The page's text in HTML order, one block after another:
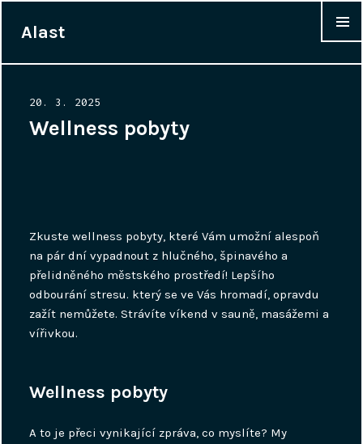
Alast
Posted
on
20. 3. 2025
Wellness pobyty
Zkuste wellness pobyty, které Vám umožní alespoň
na pár dní vypadnout z hlučného, špinavého a
přelidněného městského prostředí! Lepšího
odbourání stresu. který se ve Vás hromadí, opravdu
zažít nemůžete. Strávíte víkend v sauně, masážemi a
vířivkou.
Wellness pobyty
A to je přeci vynikající zpráva, co myslíte? My